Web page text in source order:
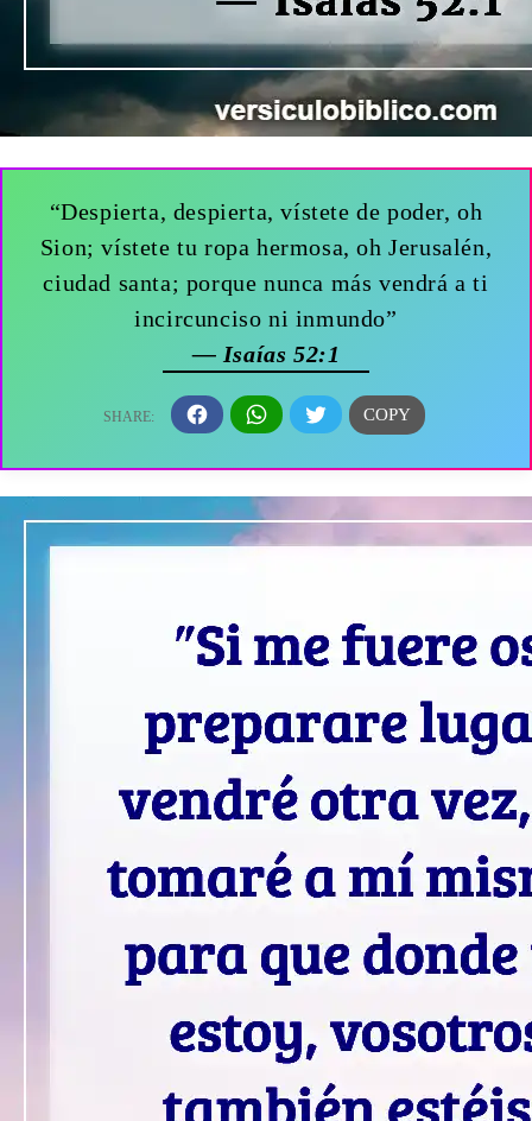
“Despierta, despierta, vístete de poder, oh
Sion; vístete tu ropa hermosa, oh Jerusalén,
ciudad santa; porque nunca más vendrá a ti
incircunciso ni inmundo”
— Isaías 52:1